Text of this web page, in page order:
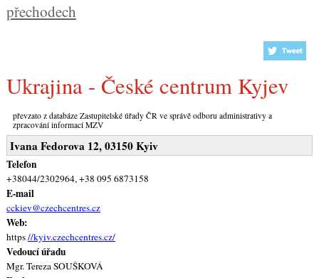
přechodech
Ukrajina - České centrum Kyjev
převzato z databáze Zastupitelské úřady ČR ve správě odboru administrativy a
zpracování informací MZV
Ivana Fedorova 12, 03150 Kyiv
Telefon
+38044/2302964, +38 095 6873158
E-mail
cckiev@czechcentres.cz
Web:
https//kyiv.czechcentres.cz/
Vedoucí úřadu
Mgr. Tereza SOUŠKOVÁ